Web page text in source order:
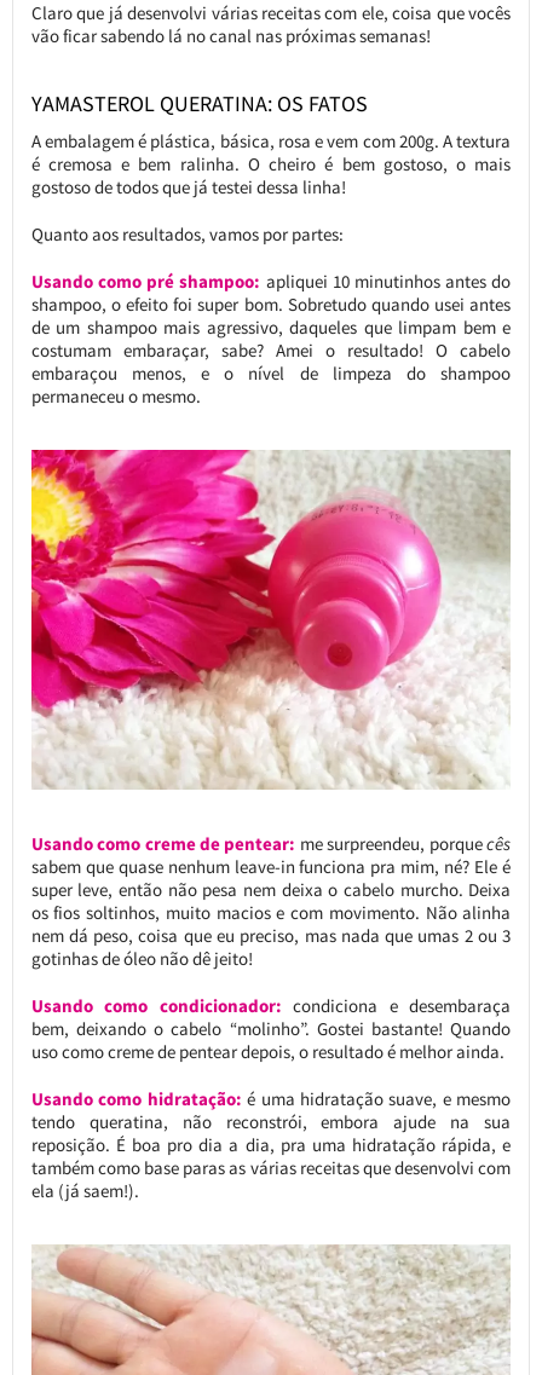
Claro que já desenvolvi várias receitas com ele, coisa que vocês
vão ficar sabendo lá no canal nas próximas semanas!
YAMASTEROL QUERATINA: OS FATOS
A embalagem é plástica, básica, rosa e vem com 200g. A textura
é cremosa e bem ralinha. O cheiro é bem gostoso, o mais
gostoso de todos que já testei dessa linha!
Quanto aos resultados, vamos por partes:
Usando como pré shampoo: apliquei 10 minutinhos antes do
shampoo, o efeito foi super bom. Sobretudo quando usei antes
de um shampoo mais agressivo, daqueles que limpam bem e
costumam embaraçar, sabe? Amei o resultado! O cabelo
embaraçou menos, e o nível de limpeza do shampoo
permaneceu o mesmo.
Usando como creme de pentear: me surpreendeu, porquecês
sabem que quase nenhum leave-in funciona pra mim, né? Ele é
super leve, então não pesa nem deixa o cabelo murcho. Deixa
os fios soltinhos, muito macios e com movimento. Não alinha
nem dá peso, coisa que eu preciso, mas nada que umas 2 ou 3
gotinhas de óleo não dê jeito!
Usando como condicionador: condiciona e desembaraça
bem, deixando o cabelo “molinho”. Gostei bastante! Quando
uso como creme de pentear depois, o resultado é melhor ainda.
Usando como hidratação: é uma hidratação suave, e mesmo
tendo queratina, não reconstrói, embora ajude na sua
reposição. É boa pro dia a dia, pra uma hidratação rápida, e
também como base paras as várias receitas que desenvolvi com
ela (já saem!).